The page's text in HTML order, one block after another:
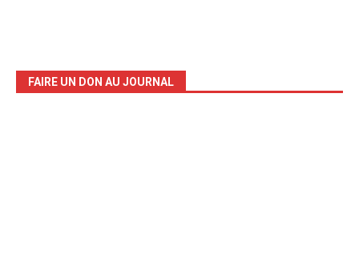
FAIRE UN DON AU JOURNAL